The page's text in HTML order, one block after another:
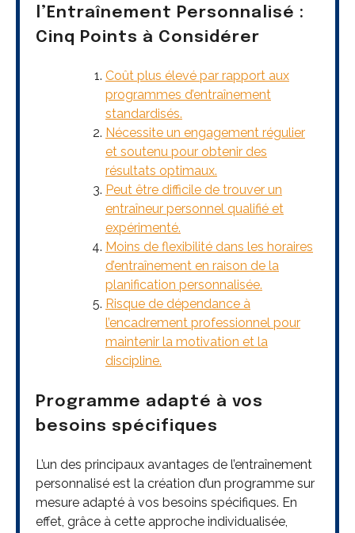
l’Entraînement Personnalisé :
Cinq Points à Considérer
Coût plus élevé par rapport aux
programmes d’entraînement
standardisés.
Nécessite un engagement régulier
et soutenu pour obtenir des
résultats optimaux.
Peut être difficile de trouver un
entraîneur personnel qualifié et
expérimenté.
Moins de flexibilité dans les horaires
d’entraînement en raison de la
planification personnalisée.
Risque de dépendance à
l’encadrement professionnel pour
maintenir la motivation et la
discipline.
Programme adapté à vos
besoins spécifiques
L’un des principaux avantages de l’entraînement
personnalisé est la création d’un programme sur
mesure adapté à vos besoins spécifiques. En
effet, grâce à cette approche individualisée,